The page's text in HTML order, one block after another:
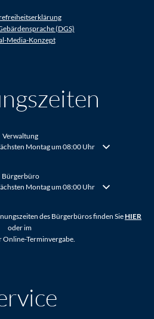
(DGS)
Media-Konzept
Verwaltung
oder Schließzeiten auszublenden
Montag um 08:00 Uhr
Bürgerbüro
oder Schließzeiten auszublenden
Montag um 08:00 Uhr
des Bürgerbüros finden SieHIER
oder im
Online-Terminvergabe.